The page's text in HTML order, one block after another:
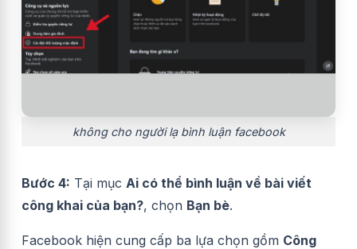
không cho người lạ bình luận facebook
Bước 4: Tại mục Ai có thể bình luận về bài viết
công khai của bạn?, chọn Bạn bè.
Facebook hiện cung cấp ba lựa chọn gồm Công